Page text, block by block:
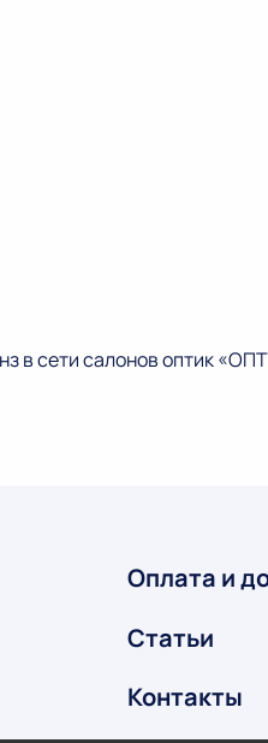
в сети салонов оптик
Оплата и
Статьи
Контакты